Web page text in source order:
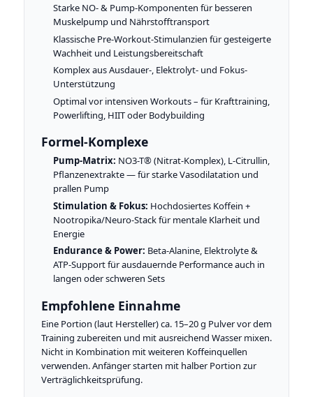
Starke NO- & Pump-Komponenten für besseren
Muskelpump und Nährstofftransport
Klassische Pre-Workout-Stimulanzien für gesteigerte
Wachheit und Leistungsbereitschaft
Komplex aus Ausdauer-, Elektrolyt- und Fokus-
Unterstützung
Optimal vor intensiven Workouts – für Krafttraining,
Powerlifting, HIIT oder Bodybuilding
Formel-Komplexe
Pump-Matrix: NO3-T® (Nitrat-Komplex), L-Citrullin,
Pflanzenextrakte — für starke Vasodilatation und
prallen Pump
Stimulation & Fokus: Hochdosiertes Koffein +
Nootropika/Neuro-Stack für mentale Klarheit und
Energie
Endurance & Power: Beta-Alanine, Elektrolyte &
ATP-Support für ausdauernde Performance auch in
langen oder schweren Sets
Empfohlene Einnahme
Eine Portion (laut Hersteller) ca. 15–20 g Pulver vor dem
Training zubereiten und mit ausreichend Wasser mixen.
Nicht in Kombination mit weiteren Koffeinquellen
verwenden. Anfänger starten mit halber Portion zur
Verträglichkeitsprüfung.